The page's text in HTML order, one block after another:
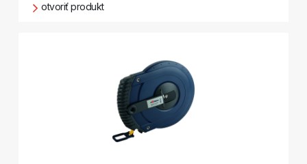
otvoriť produkt